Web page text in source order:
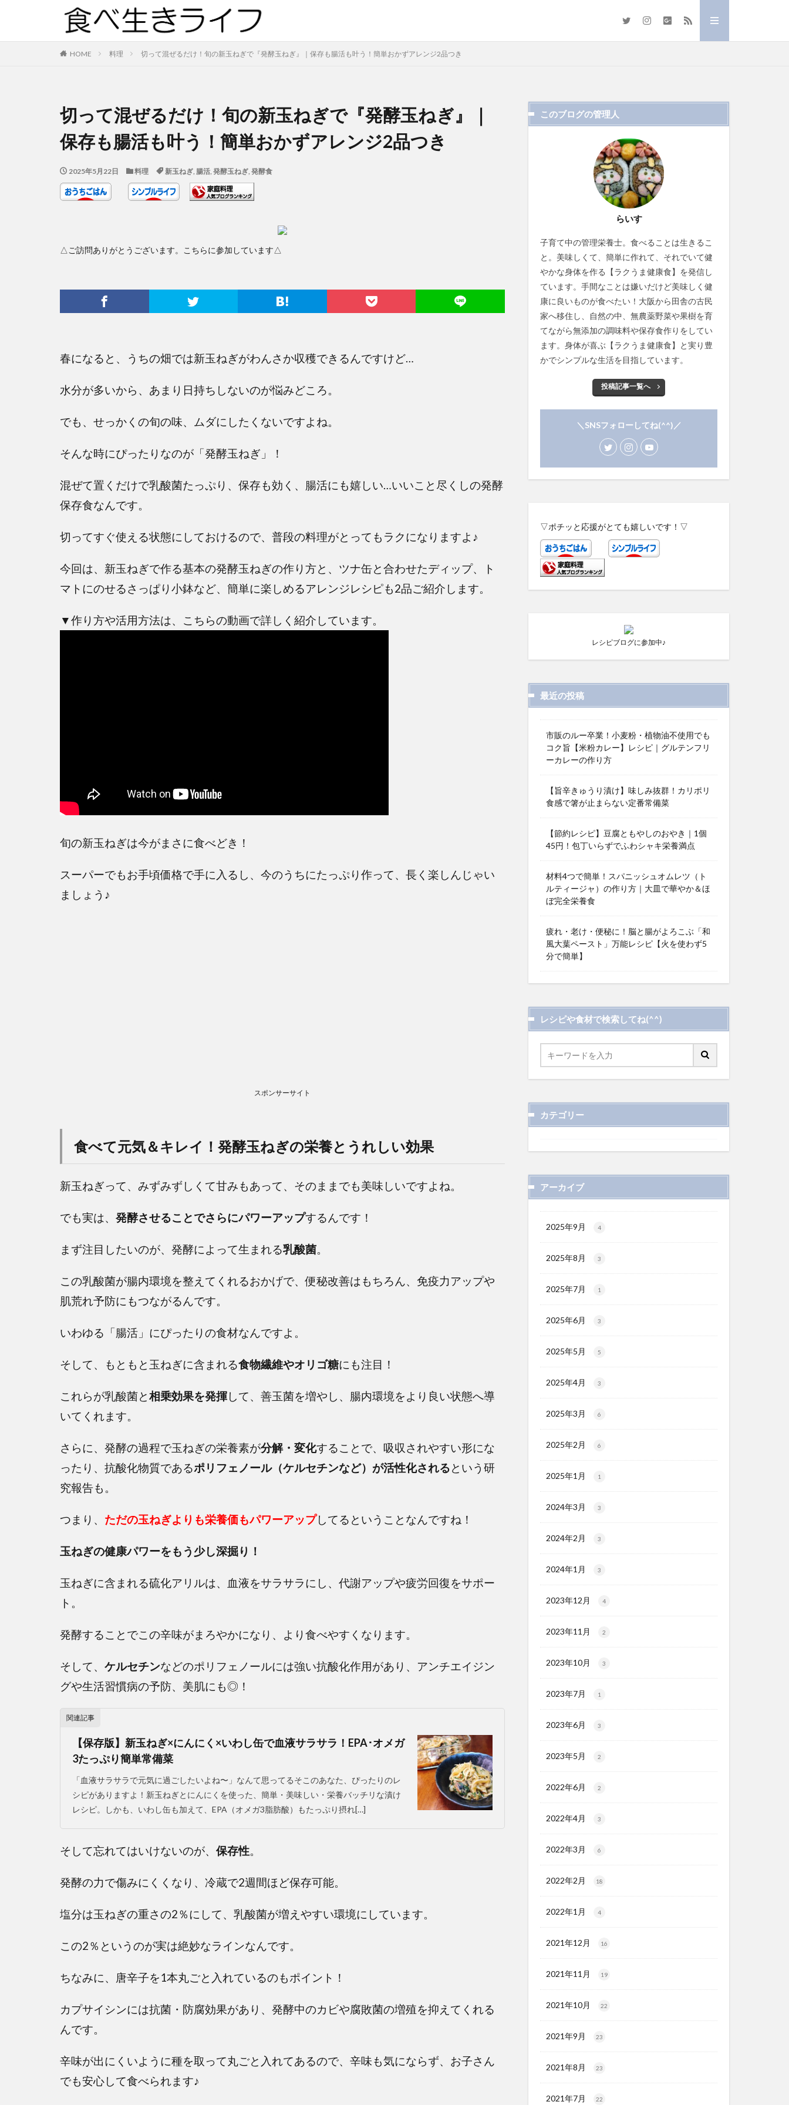
HOME 料理 切って混ぜるだけ！旬の新玉ねぎで『発酵玉ねぎ』｜保存も腸活も叶う！簡単おかずアレンジ2品つき
切って混ぜるだけ！旬の新玉ねぎで『発酵玉ねぎ』｜
保存も腸活も叶う！簡単おかずアレンジ2品つき
2025年5月22日 料理 新玉ねぎ, 腸活, 発酵玉ねぎ, 発酵食
△ご訪問ありがとうございます。こちらに参加しています△
春になると、うちの畑では新玉ねぎがわんさか収穫できるんですけど…
水分が多いから、あまり日持ちしないのが悩みどころ。
でも、せっかくの旬の味、ムダにしたくないですよね。
そんな時にぴったりなのが「発酵玉ねぎ」！
混ぜて置くだけで乳酸菌たっぷり、保存も効く、腸活にも嬉しい…いいこと尽くしの発酵
保存食なんです。
切ってすぐ使える状態にしておけるので、普段の料理がとってもラクになりますよ♪
今回は、新玉ねぎで作る基本の発酵玉ねぎの作り方と、ツナ缶と合わせたディップ、ト
マトにのせるさっぱり小鉢など、簡単に楽しめるアレンジレシピも2品ご紹介します。
▼作り方や活用方法は、こちらの動画で詳しく紹介しています。
旬の新玉ねぎは今がまさに食べどき！
スーパーでもお手頃価格で手に入るし、今のうちにたっぷり作って、長く楽しんじゃい
ましょう♪
スポンサーサイト
食べて元気＆キレイ！発酵玉ねぎの栄養とうれしい効果
新玉ねぎって、みずみずしくて甘みもあって、そのままでも美味しいですよね。
でも実は、 発酵させることでさらにパワーアップするんです！
まず注目したいのが、発酵によって生まれる乳酸菌。
この乳酸菌が腸内環境を整えてくれるおかげで、便秘改善はもちろん、免疫力アップや
肌荒れ予防にもつながるんです。
いわゆる「腸活」にぴったりの食材なんですよ。
そして、もともと玉ねぎに含まれる食物繊維やオリゴ糖にも注目！
これらが乳酸菌と相乗効果を発揮して、善玉菌を増やし、腸内環境をより良い状態へ導
いてくれます。
さらに、発酵の過程で玉ねぎの栄養素が分解・変化することで、吸収されやすい形にな
ったり、抗酸化物質であるポリフェノール（ケルセチンなど）が活性化されるという研
究報告も。
つまり、 ただの玉ねぎよりも栄養価もパワーアップしてるということなんですね！
玉ねぎの健康パワーをもう少し深掘り！
玉ねぎに含まれる硫化アリルは、血液をサラサラにし、代謝アップや疲労回復をサポー
ト。
発酵することでこの辛味がまろやかになり、より食べやすくなります。
そして、 ケルセチンなどのポリフェノールには強い抗酸化作用があり、アンチエイジン
グや生活習慣病の予防、美肌にも◎！
関連記事
【保存版】新玉ねぎ×にんにく×いわし缶で血液サラサラ！EPA･オメガ
3たっぷり簡単常備菜
「血液サラサラで元気に過ごしたいよね〜」なんて思ってるそこのあなた、ぴったりのレ
シピがありますよ！新玉ねぎとにんにくを使った、簡単・美味しい・栄養バッチリな漬け
レシピ。しかも、いわし缶も加えて、EPA（オメガ3脂肪酸）もたっぷり摂れ[…]
そして忘れてはいけないのが、 保存性。
発酵の力で傷みにくくなり、冷蔵で2週間ほど保存可能。
塩分は玉ねぎの重さの2％にして、乳酸菌が増えやすい環境にしています。
この2％というのが実は絶妙なラインなんです。
ちなみに、唐辛子を1本丸ごと入れているのもポイント！
カプサイシンには抗菌・防腐効果があり、発酵中のカビや腐敗菌の増殖を抑えてくれる
んです。
辛味が出にくいように種を取って丸ごと入れてあるので、辛味も気にならず、お子さん
でも安心して食べられます♪
このブログの管理人
らいす
子育て中の管理栄養士。食べることは生きるこ
と。美味しくて、簡単に作れて、それでいて健
やかな身体を作る【ラクうま健康食】を発信し
ています。手間なことは嫌いだけど美味しく健
康に良いものが食べたい！大阪から田舎の古民
家へ移住し、自然の中、無農薬野菜や果樹を育
てながら無添加の調味料や保存食作りをしてい
ます。身体が喜ぶ【ラクうま健康食】と実り豊
かでシンプルな生活を目指しています。
投稿記事一覧へ
＼SNSフォローしてね(^^)／
▽ポチッと応援がとても嬉しいです！▽
レシピブログに参加中♪
最近の投稿
市販のルー卒業！小麦粉・植物油不使用でも
コク旨【米粉カレー】レシピ｜グルテンフリ
ーカレーの作り方
【旨辛きゅうり漬け】味しみ抜群！カリポリ
食感で箸が止まらない定番常備菜
【節約レシピ】豆腐ともやしのおやき｜1個
45円！包丁いらずでふわシャキ栄養満点
材料4つで簡単！スパニッシュオムレツ（ト
ルティージャ）の作り方｜大皿で華やか＆ほ
ぼ完全栄養食
疲れ・老け・便秘に！脳と腸がよろこぶ「和
風大葉ペースト」万能レシピ【火を使わず5
分で簡単】
レシピや食材で検索してね(^^)
カテゴリー
アーカイブ
2025年9月 4
2025年8月 3
2025年7月 1
2025年6月 3
2025年5月 5
2025年4月 3
2025年3月 6
2025年2月 6
2025年1月 1
2024年3月 3
2024年2月 3
2024年1月 3
2023年12月 4
2023年11月 2
2023年10月 3
2023年7月 1
2023年6月 3
2023年5月 2
2022年6月 2
2022年4月 3
2022年3月 6
2022年2月 18
2022年1月 4
2021年12月 16
2021年11月 19
2021年10月 22
2021年9月 23
2021年8月 23
2021年7月 22